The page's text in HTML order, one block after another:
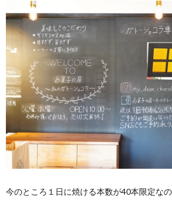
今のところ１日に焼ける本数が40本限定な